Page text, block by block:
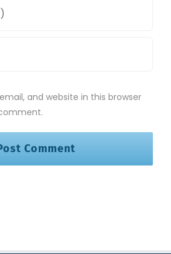
and website in this browser